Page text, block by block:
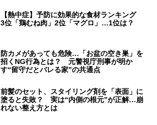
【熱中症】予防に効果的な食材ランキング
3位「鶏むね肉」2位「マグロ」…1位は？
防カメがあっても危険…「お盆の空き巣」を
招くNG行為とは？ 元警視庁刑事が明か
す“留守だとバレる家”の共通点
前髪のセット、スタイリング剤を「表面」に
塗ると失敗？ 実は“内側の根元”が正解…崩
れない整え方とは